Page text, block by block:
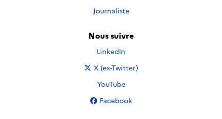
Journaliste
Nous suivre
Nous suivre sur
LinkedIn
Nous suivre sur
X (ex-Twitter)
Nous suivre sur
YouTube
Nous suivre sur
Facebook